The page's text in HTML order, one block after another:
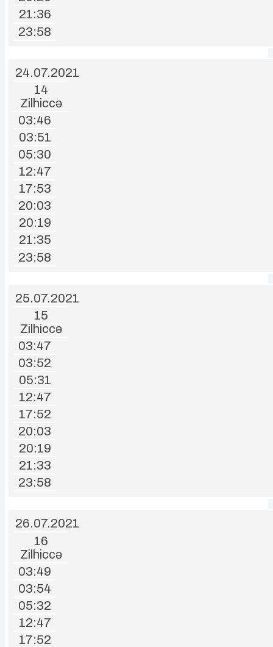
21:36
23:58
24.07.2021
14
Zilhiccə
03:46
03:51
05:30
12:47
17:53
20:03
20:19
21:35
23:58
25.07.2021
15
Zilhiccə
03:47
03:52
05:31
12:47
17:52
20:03
20:19
21:33
23:58
26.07.2021
16
Zilhiccə
03:49
03:54
05:32
12:47
17:52